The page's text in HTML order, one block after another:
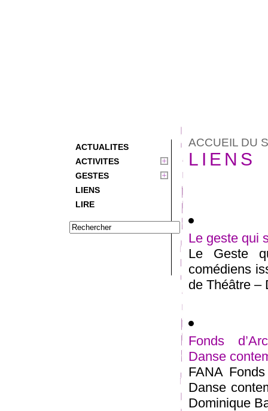
ACTUALITES
ACTIVITES
GESTES
LIENS
LIRE
ACCUEIL DU
LIENS
Le geste qui
Le Geste
comédiens
de Théâtre –
Fonds
Danse
FANA
Danse
Dominique